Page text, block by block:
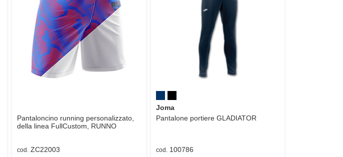
Pantaloncino running personalizzato,
della linea FullCustom, RUNNO
cod. ZC22003
Joma
Pantalone portiere GLADIATOR
cod. 100786